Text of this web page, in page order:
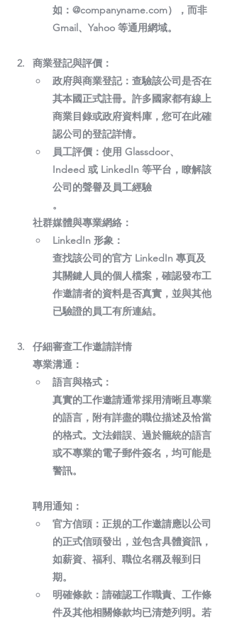
如：@companyname.com），而非
Gmail、Yahoo 等通用網域。
商業登記與評價：
政府與商業登記： 查驗該公司是否在
其本國正式註冊。許多國家都有線上
商業目錄或政府資料庫，您可在此確
認公司的登記詳情。
員工評價： 使用 Glassdoor、
Indeed 或 LinkedIn 等平台，瞭解該
公司的聲譽及員工經驗
。
社群媒體與專業網絡：
LinkedIn 形象：
查找該公司的官方 LinkedIn 專頁及
其關鍵人員的個人檔案，確認發布工
作邀請者的資料是否真實，並與其他
已驗證的員工有所連結。
仔細審查工作邀請詳情
專業溝通：
語言與格式：
真實的工作邀請通常採用清晰且專業
的語言，附有詳盡的職位描述及恰當
的格式。文法錯誤、過於籠統的語言
或不專業的電子郵件簽名，均可能是
警訊。
聘用通知：
官方信頭： 正規的工作邀請應以公司
的正式信頭發出，並包含具體資訊，
如薪資、福利、職位名稱及報到日
期。
明確條款： 請確認工作職責、工作條
件及其他相關條款均已清楚列明。若